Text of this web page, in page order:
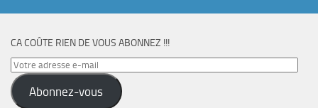
CA COÛTE RIEN DE VOUS ABONNEZ !!!
Votre
adresse
e-
Abonnez-vous